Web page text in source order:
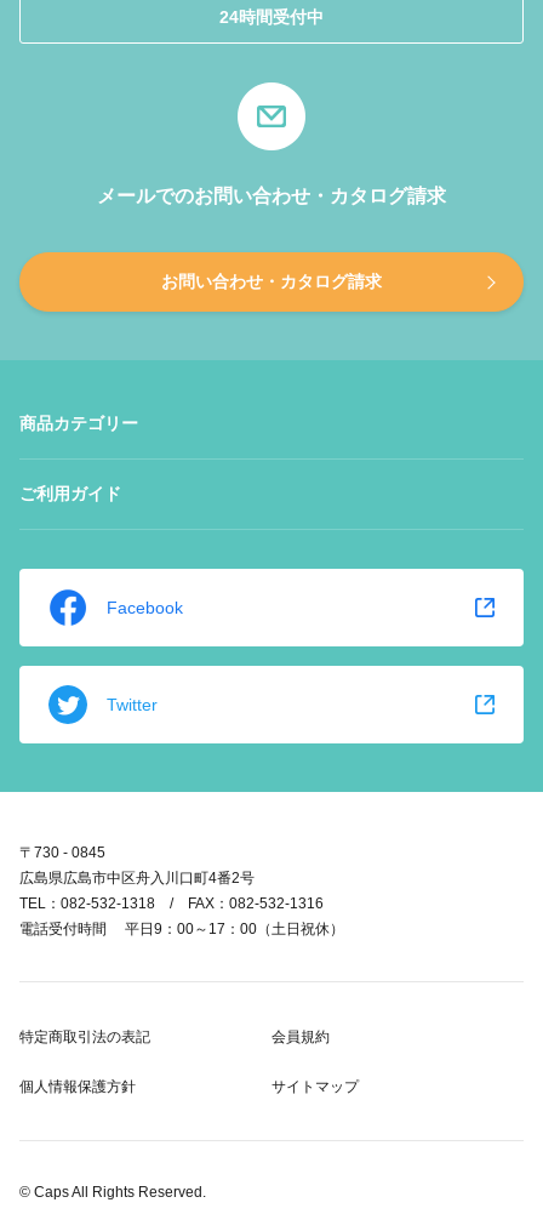
24時間受付中
メールでのお問い合わせ・カタログ請求
お問い合わせ・カタログ請求
商品カテゴリー
ご利用ガイド
Facebook
Twitter
〒730 - 0845
広島県広島市中区舟入川口町4番2号
TEL：082-532-1318 / FAX：082-532-1316
電話受付時間 平日9：00～17：00（土日祝休）
特定商取引法の表記 会員規約
個人情報保護方針 サイトマップ
© Caps All Rights Reserved.